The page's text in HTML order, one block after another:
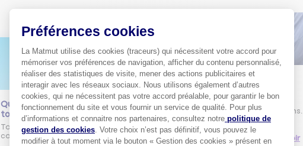
Qu'est-ce que le nouveau radar
tourelle ?
Tout savoir sur le radar tourelle et
comment éviter les infractions.
Comment bien choisir son
assurance auto ?
Conseils pour choisir la meilleure
assurance auto selon vos besoins.
Tout savoir
Préférences cookies
La Matmut utilise des cookies (traceurs) qui nécessitent votre accord pour
mémoriser vos préférences de navigation, afficher du contenu personnalisé,
réaliser des statistiques de visite, mener des actions publicitaires et
interagir avec les réseaux sociaux. Nous utilisons également d’autres
cookies, qui ne nécessitent pas votre accord préalable, pour garantir le bon
fonctionnement du site et vous fournir un service de qualité. Pour plus
d’informations et connaitre nos partenaires, consultez notre politique de
gestion des cookies. Votre choix n’est pas définitif, vous pouvez le
modifier à tout moment via le bouton « Gestion des cookies » présent en
Axeptio consent